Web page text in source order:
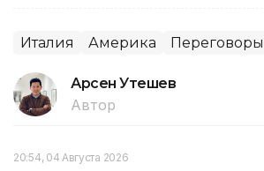
Италия Америка Переговоры
Арсен Утешев
Автор
20:54, 04 Августа 2026